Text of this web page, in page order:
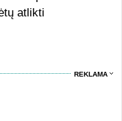
atlikti
REKLAMA